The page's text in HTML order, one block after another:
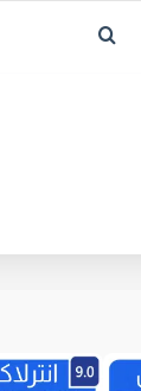
بحث عن